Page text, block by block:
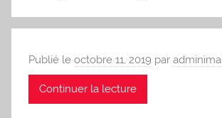
Publié le octobre 11, 2019 par
Continuer la lecture